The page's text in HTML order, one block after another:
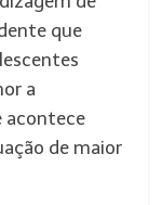
que
a
acontece
de maior